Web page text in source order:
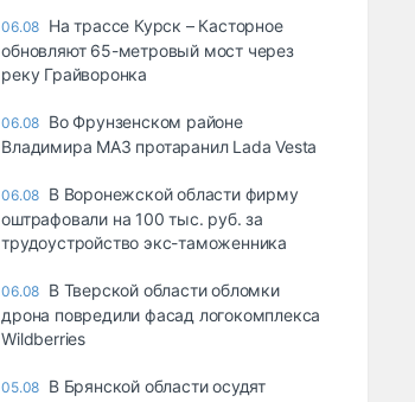
06.08 На трассе Курск – Касторное
обновляют 65-метровый мост через
реку Грайворонка
06.08 Во Фрунзенском районе
Владимира МАЗ протаранил Lada Vesta
06.08 В Воронежской области фирму
оштрафовали на 100 тыс. руб. за
трудоустройство экс-таможенника
06.08 В Тверской области обломки
дрона повредили фасад логокомплекса
Wildberries
05.08 В Брянской области осудят